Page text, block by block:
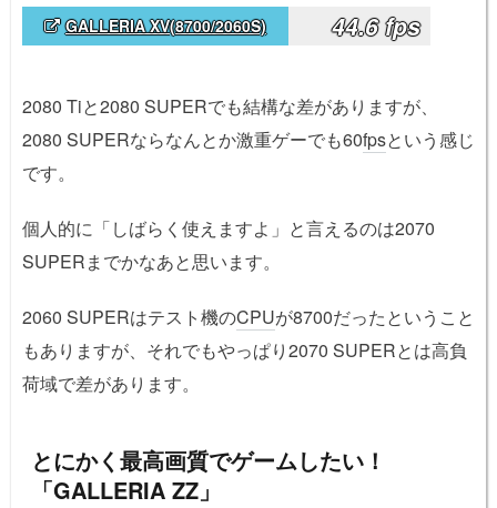
GALLERIA XV(8700/2060S) 44.6 fps
2080 Tiと2080 SUPERでも結構な差がありますが、
2080 SUPERならなんとか激重ゲーでも60fpsという感じ
です。
個人的に「しばらく使えますよ」と言えるのは2070
SUPERまでかなあと思います。
2060 SUPERはテスト機のCPUが8700だったということ
もありますが、それでもやっぱり2070 SUPERとは高負
荷域で差があります。
とにかく最高画質でゲームしたい！
「GALLERIA ZZ」